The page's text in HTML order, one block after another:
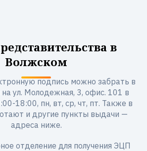
в
Волжском
подпись можно забрать в
ул. Молодежная, 3, офис. 101 в
18:00, пн, вт, ср, чт, пт. Также в
и другие пункты выдачи —
адреса ниже.
отделение для получения ЭЦП